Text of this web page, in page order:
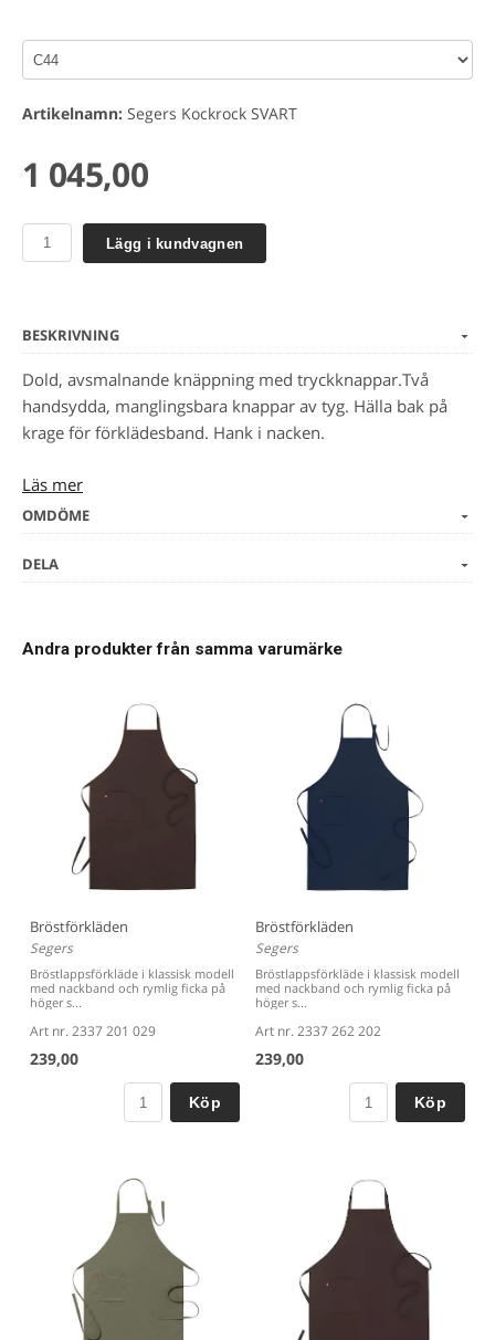
Artikelnamn: Segers Kockrock SVART
1 045,00
Lägg i kundvagnen
BESKRIVNING
Dold, avsmalnande knäppning med tryckknappar.Två
handsydda, manglingsbara knappar av tyg. Hälla bak på
krage för förklädesband. Hank i nacken.
Storlekar:
C44–C60
Färger:
Läs mer
OMDÖME
DELA
Andra produkter från samma varumärke
Bröstförkläden
Segers
Bröstlappsförkläde i klassisk modell
med nackband och rymlig ficka på
höger s...
Art nr. 2337 201 029
239,00
Köp
Bröstförkläden
Segers
Bröstlappsförkläde i klassisk modell
med nackband och rymlig ficka på
höger s...
Art nr. 2337 262 202
239,00
Köp